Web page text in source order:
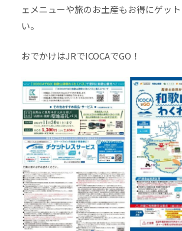
ェメニューや旅のお土産もお得にゲッ
い。
おでかけはJRでICOCAでGO！